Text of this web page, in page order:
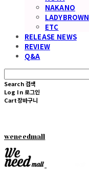
NAKANO
LADYBROWN
ETC
RELEASE NEWS
REVIEW
Q&A
Search 검색
Log In 로그인
Cart장바구니
weneedmall